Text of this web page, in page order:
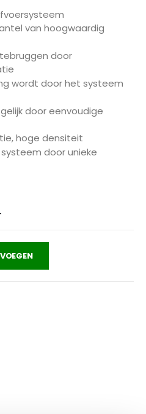
van hoogwaardig
door
wordt door het systeem
door eenvoudige
hoge densiteit
door unieke